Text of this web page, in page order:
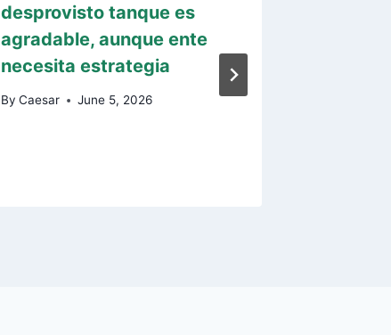
desprovisto tanque es
agradable, aunque ente
necesita estrategia
By Caesar June 5, 2026